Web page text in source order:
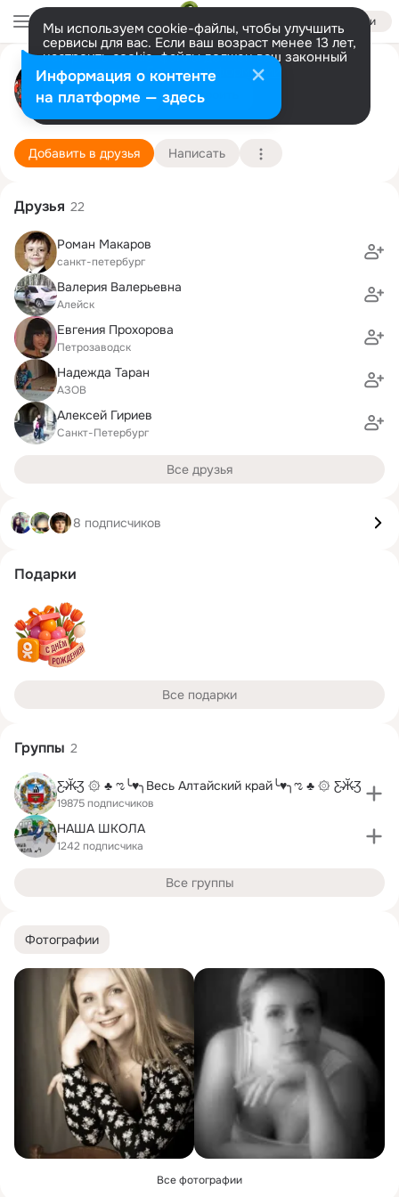
Войти
Мы используем cookie-файлы, чтобы улучшить
сервисы для вас. Если ваш возраст менее 13 лет,
настроить cookie-файлы должен ваш законный
представитель. Больше информации
Разрешить все Настроить
Светлана Макарова
санкт-петербург
1 школа
Подробнее
Добавить в друзья Написать
Фотографии
Все фотографии
Друзья 22
Роман Макаров
санкт-петербург
Валерия Валерьевна
Алейск
Евгения Прохорова
Петрозаводск
Hадежда Таран
АЗОВ
Алексей Гириев
Санкт-Петербург
Все друзья
8 подписчиков
Подарки
Все подарки
Группы 2
Ƹ̴Ӂ̴Ʒ ۞ ♣ ಌ╰♥╮Весь Алтайский край╰♥╮ಌ ♣ ۞ Ƹ̴Ӂ̴Ʒ
19875 подписчиков
НАША ШКОЛА
1242 подписчика
Все группы
Информация о контенте
на платформе — здесь